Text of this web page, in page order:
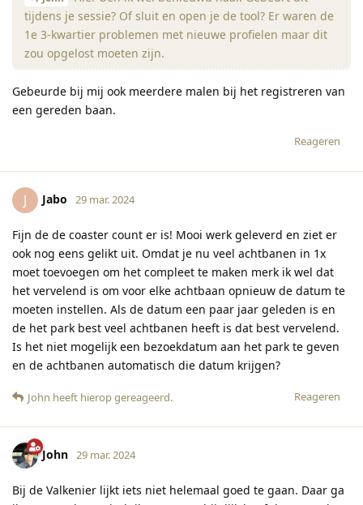
tijdens je sessie? Of sluit en open je de tool? Er waren de
1e 3-kwartier problemen met nieuwe profielen maar dit
zou opgelost moeten zijn.
Gebeurde bij mij ook meerdere malen bij het registreren van
een gereden baan.
Reageren
J Jabo 29 mar. 2024
Fijn de de coaster count er is! Mooi werk geleverd en ziet er
ook nog eens gelikt uit. Omdat je nu veel achtbanen in 1x
moet toevoegen om het compleet te maken merk ik wel dat
het vervelend is om voor elke achtbaan opnieuw de datum te
moeten instellen. Als de datum een paar jaar geleden is en
de het park best veel achtbanen heeft is dat best vervelend.
Is het niet mogelijk een bezoekdatum aan het park te geven
en de achtbanen automatisch die datum krijgen?
Reageren
John heeft hierop gereageerd.
John 29 mar. 2024
Bij de Valkenier lijkt iets niet helemaal goed te gaan. Daar ga